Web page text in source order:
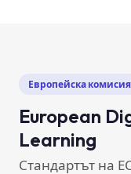
Европейска комисия
European
Learning
Стандартът на